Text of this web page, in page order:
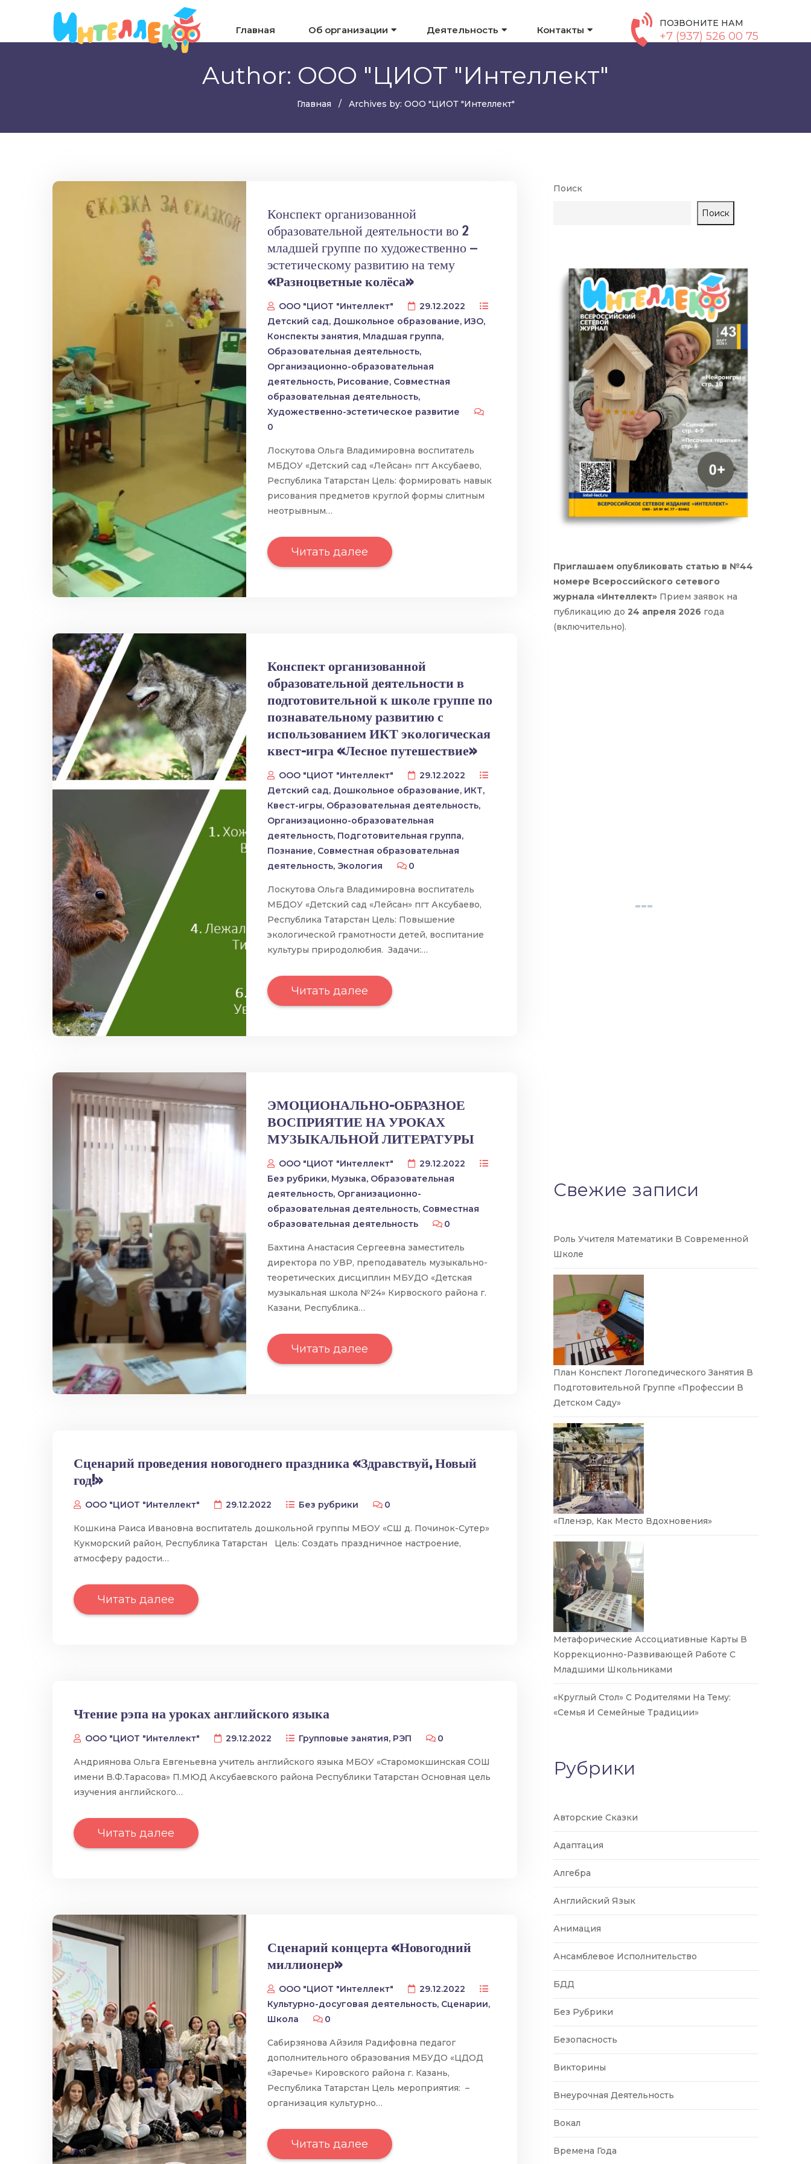
Главная Об организации Деятельность Контакты
ПОЗВОНИТЕ НАМ
+7 (937) 526 00 75
Author: ООО "ЦИОТ "Интеллект"
Главная Archives by: ООО "ЦИОТ "Интеллект"
Конспект организованной
образовательной деятельности во 2
младшей группе по художественно —
эстетическому развитию на тему
«Разноцветные колёса»
ООО "ЦИОТ "Интеллект"
29.12.2022
Детский сад, Дошкольное образование, ИЗО,
Конспекты занятия, Младшая группа,
Образовательная деятельность,
Организационно-образовательная
деятельность, Рисование, Совместная
образовательная деятельность,
Художественно-эстетическое развитие
0
Лоскутова Ольга Владимировна воспитатель
МБДОУ «Детский сад «Лейсан» пгт Аксубаево,
Республика Татарстан Цель: формировать навык
рисования предметов круглой формы слитным
неотрывным…
Читать далее
Конспект организованной
образовательной деятельности в
подготовительной к школе группе по
познавательному развитию с
использованием ИКТ экологическая
квест-игра «Лесное путешествие»
ООО "ЦИОТ "Интеллект"
29.12.2022
Детский сад, Дошкольное образование, ИКТ,
Квест-игры, Образовательная деятельность,
Организационно-образовательная
деятельность, Подготовительная группа,
Познание, Совместная образовательная
деятельность, Экология 0
Лоскутова Ольга Владимировна воспитатель
МБДОУ «Детский сад «Лейсан» пгт Аксубаево,
Республика Татарстан Цель: Повышение
экологической грамотности детей, воспитание
культуры природолюбия. Задачи:…
Читать далее
ЭМОЦИОНАЛЬНО-ОБРАЗНОЕ
ВОСПРИЯТИЕ НА УРОКАХ
МУЗЫКАЛЬНОЙ ЛИТЕРАТУРЫ
ООО "ЦИОТ "Интеллект"
29.12.2022
Без рубрики, Музыка, Образовательная
деятельность, Организационно-
образовательная деятельность, Совместная
образовательная деятельность
0
Бахтина Анастасия Сергеевна заместитель
директора по УВР, преподаватель музыкально-
теоретических дисциплин МБУДО «Детская
музыкальная школа №24» Кирвоского района г.
Казани, Республика…
Читать далее
Сценарий проведения новогоднего праздника «Здравствуй, Новый
год!»
ООО "ЦИОТ "Интеллект" 29.12.2022 Без рубрики 0
Кошкина Раиса Ивановна воспитатель дошкольной группы МБОУ «СШ д. Починок-Сутер»
Кукморский район, Республика Татарстан Цель: Создать праздничное настроение,
атмосферу радости…
Читать далее
Чтение рэпа на уроках английского языка
ООО "ЦИОТ "Интеллект" 29.12.2022 Групповые занятия, РЭП 0
Андриянова Ольга Евгеньевна учитель английского языка МБОУ «Старомокшинская СОШ
имени В.Ф.Тарасова» П.МЮД Аксубаевского района Республики Татарстан Основная цель
изучения английского…
Читать далее
Сценарий концерта «Новогодний
миллионер»
ООО "ЦИОТ "Интеллект"
29.12.2022
Культурно-досуговая деятельность, Сценарии,
Школа
0
Сабирзянова Айзиля Радифовна педагог
дополнительного образования МБУДО «ЦДОД
«Заречье» Кировского района г. Казань,
Республика Татарстан Цель мероприятия: –
организация культурно…
Читать далее
Поиск
Поиск
Приглашаем опубликовать статью в №44
номере Всероссийского сетевого
журнала «Интеллект» Прием заявок на
публикацию до 24 апреля 2026 года
(включительно).
Свежие записи
Роль Учителя Математики В Современной
Школе
План Конспект Логопедического Занятия В
Подготовительной Группе «Профессии В
Детском Саду»
«Пленэр, Как Место Вдохновения»
Метафорические Ассоциативные Карты В
Коррекционно-Развивающей Работе С
Младшими Школьниками
«Круглый Стол» С Родителями На Тему:
«Семья И Семейные Традиции»
Рубрики
Авторские Сказки
Адаптация
Алгебра
Английский Язык
Анимация
Ансамблевое Исполнительство
БДД
Без Рубрики
Безопасность
Викторины
Внеурочная Деятельность
Вокал
Времена Года